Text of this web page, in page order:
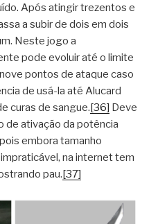
Após atingir trezentos e
a subir de dois em dois
Neste jogo a
pode evoluir até o limite
pontos de ataque caso
de usá-la até Alucard
curas de sangue.[36] Deve
de ativação da potência
embora tamanho
na internet tem
pau.[37]